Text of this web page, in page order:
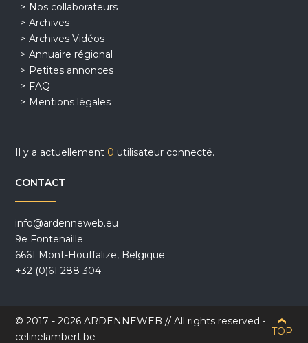
Nos collaborateurs
Archives
Archives Vidéos
Annuaire régional
Petites annonces
FAQ
Mentions légales
Il y a actuellement 0 utilisateur connecté.
CONTACT
info@ardenneweb.eu
9e Fontenaille
6661 Mont-Houffalize, Belgique
+32 (0)61 288 304
© 2017 - 2026 ARDENNEWEB // All rights reserved •
celinelambert.be
TOP